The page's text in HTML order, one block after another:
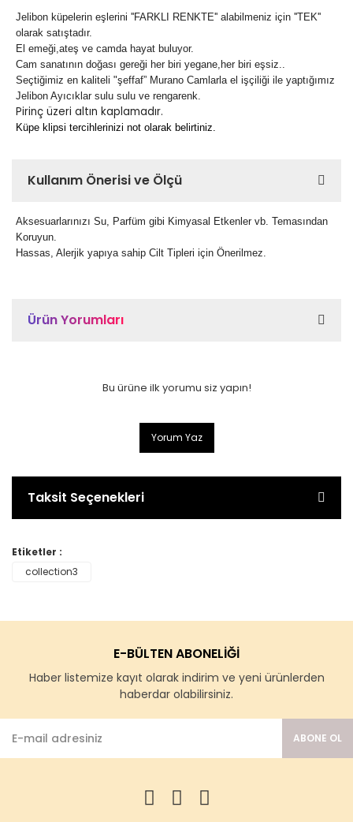
Jelibon küpelerin eşlerini ''FARKLI RENKTE'' alabilmeniz için ''TEK''
olarak satıştadır.
El emeği,ateş ve camda hayat buluyor.
Cam sanatının doğası gereği her biri yegane,her biri eşsiz..
Seçtiğimiz en kaliteli "şeffaf” Murano Camlarla el işçiliği ile yaptığımız
Jelibon Ayıcıklar sulu sulu ve rengarenk.
Pirinç üzeri altın kaplamadır.
Küpe klipsi tercihlerinizi not olarak belirtiniz.
Kullanım Önerisi ve Ölçü
Aksesuarlarınızı Su, Parfüm gibi Kimyasal Etkenler vb. Temasından
Koruyun.
Hassas, Alerjik yapıya sahip Cilt Tipleri için Önerilmez.
Ürün Yorumları
Bu ürüne ilk yorumu siz yapın!
Yorum Yaz
Taksit Seçenekleri
Etiketler :
collection3
E-BÜLTEN ABONELİĞİ
Haber listemize kayıt olarak indirim ve yeni ürünlerden
haberdar olabilirsiniz.
ABONE OL